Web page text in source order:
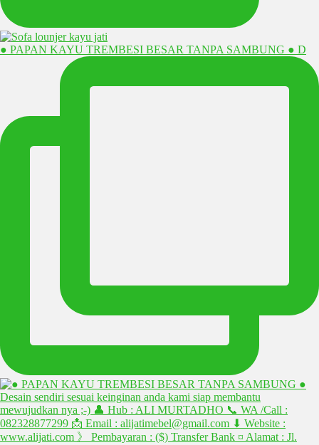
● PAPAN KAYU TREMBESI BESAR TANPA SAMBUNG ● D